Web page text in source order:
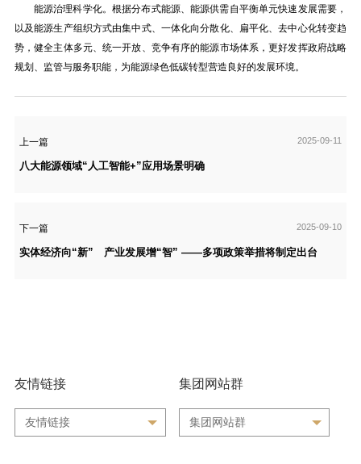
能源治理科学化。根据分布式能源、能源供需自平衡单元快速发展需要，
以及能源生产组织方式由集中式、一体化向分散化、扁平化、去中心化转变趋
势，健全主体多元、统一开放、竞争有序的能源市场体系，更好发挥政府战略
规划、监管与服务职能，为能源绿色低碳转型营造良好的发展环境。
上一篇 2025-09-11
八大能源领域“人工智能+”应用场景明确
下一篇 2025-09-10
实体经济向“新” 产业发展增“智” ——多项政策举措将制定出台
友情链接
友情链接
集团网站群
集团网站群